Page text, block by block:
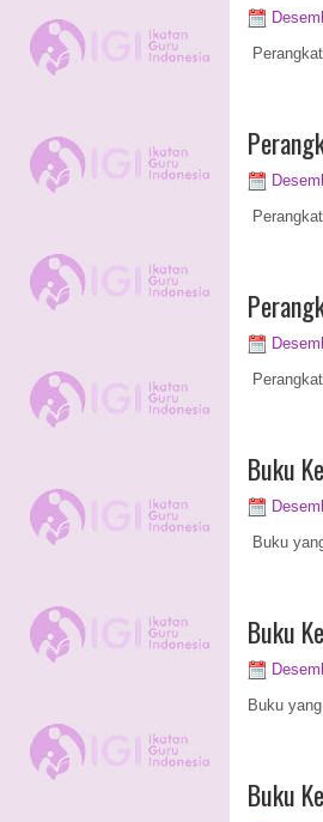
Buku
Buku
Buku
Buku
Buku